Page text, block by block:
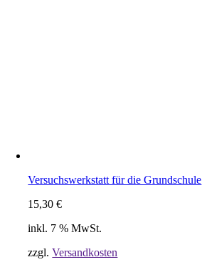
Versuchswerkstatt für die Grundschule
15,30€
inkl. 7 % MwSt.
zzgl.Versandkosten